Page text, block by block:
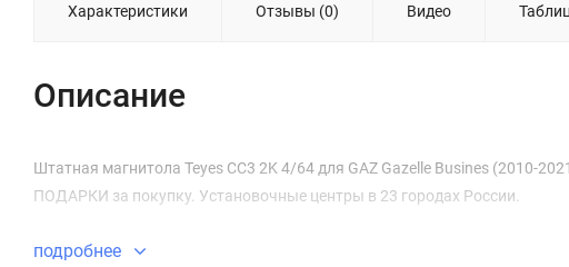
Характеристики Отзывы (0) Видео
Описание
Штатная магнитола Teyes CC3 2K 4/64 для GAZ Gazelle Busines (2010-
ПОДАРКИ за покупку. Установочные центры в 23 городах России.
подробнее